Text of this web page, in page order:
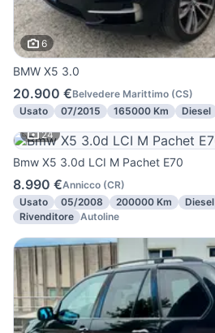
6
BMW X5 3.0
20.900 €Belvedere Marittimo (CS)
Usato
07/2015 165000 Km Diesel
24
Bmw X5 3.0d LCI M Pachet E70
8.990 €Annicco (CR)
Usato
05/2008 200000 Km Diesel
Rivenditore Autoline